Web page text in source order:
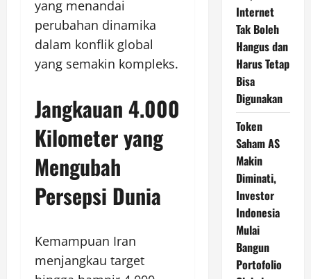
yang menandai
perubahan dinamika
dalam konflik global
yang semakin kompleks.
Jangkauan 4.000
Kilometer yang
Mengubah
Persepsi Dunia
Kemampuan Iran
menjangkau target
Internet
Tak Boleh
Hangus dan
Harus Tetap
Bisa
Digunakan
Token
Saham AS
Makin
Diminati,
Investor
Indonesia
Mulai
Bangun
Portofolio